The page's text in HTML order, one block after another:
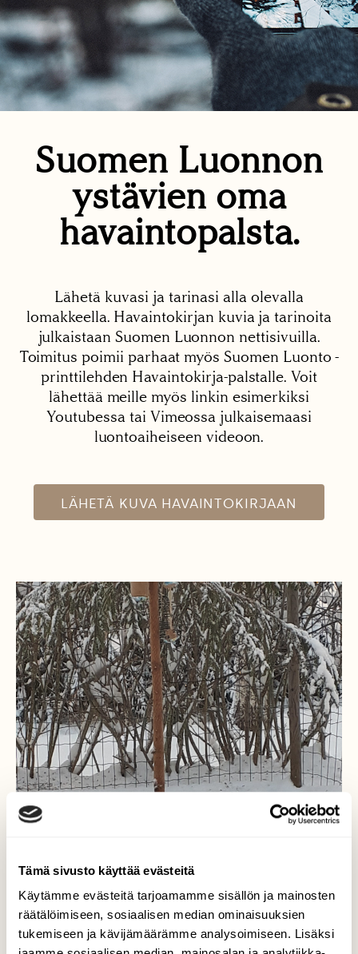
Tämä sivusto käyttää evästeitä
Käytämme evästeitä tarjoamamme sisällön ja mainosten
räätälöimiseen, sosiaalisen median ominaisuuksien
tukemiseen ja kävijämäärämme analysoimiseen. Lisäksi
Suomen Luonnon
ystävien oma
havaintopalsta.
Lähetä kuvasi ja tarinasi alla olevalla
lomakkeella. Havaintokirjan kuvia ja tarinoita
julkaistaan Suomen Luonnon nettisivuilla.
Toimitus poimii parhaat myös Suomen Luonto -
printtilehden Havaintokirja-palstalle. Voit
lähettää meille myös linkin esimerkiksi
Youtubessa tai Vimeossa julkaisemaasi
luontoaiheiseen videoon.
LÄHETÄ KUVA HAVAINTOKIRJAAN